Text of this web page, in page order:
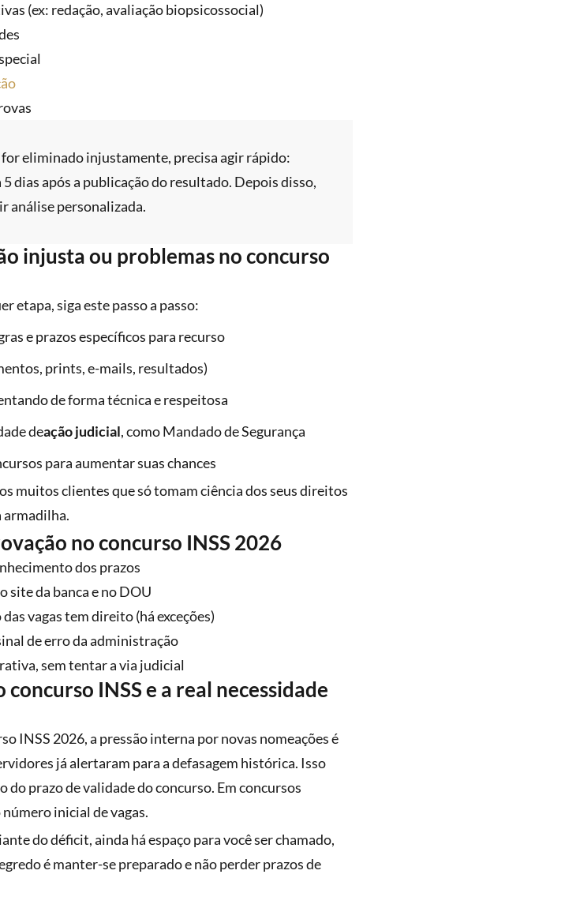
(ex: redação, avaliação biopsicossocial)
eliminado injustamente, precisa agir rápido:
dias após a publicação do resultado. Depois disso,
análise personalizada.
injusta ou problemas no concurso
etapa, siga este passo a passo:
e prazos específicos para recurso
prints, e-mails, resultados)
de forma técnica e respeitosa
deação judicial, como Mandado de Segurança
para aumentar suas chances
muitos clientes que só tomam ciência dos seus direitos
armadilha.
no concurso INSS 2026
dos prazos
site da banca e no DOU
vagas tem direito (há exceções)
de erro da administração
sem tentar a via judicial
INSS e a real necessidade
INSS 2026, a pressão interna por novas nomeações é
já alertaram para a defasagem histórica. Isso
do prazo de validade do concurso. Em concursos
inicial de vagas.
do déficit, ainda há espaço para você ser chamado,
é manter-se preparado e não perder prazos de